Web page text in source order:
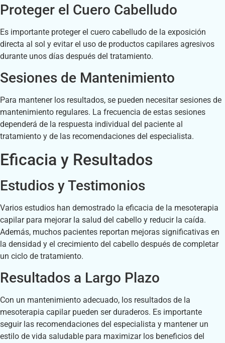
Proteger el Cuero Cabelludo
Es importante proteger el cuero cabelludo de la exposición
directa al sol y evitar el uso de productos capilares agresivos
durante unos días después del tratamiento.
Sesiones de Mantenimiento
Para mantener los resultados, se pueden necesitar sesiones de
mantenimiento regulares. La frecuencia de estas sesiones
dependerá de la respuesta individual del paciente al
tratamiento y de las recomendaciones del especialista.
Eficacia y Resultados
Estudios y Testimonios
Varios estudios han demostrado la eficacia de la mesoterapia
capilar para mejorar la salud del cabello y reducir la caída.
Además, muchos pacientes reportan mejoras significativas en
la densidad y el crecimiento del cabello después de completar
un ciclo de tratamiento.
Resultados a Largo Plazo
Con un mantenimiento adecuado, los resultados de la
mesoterapia capilar pueden ser duraderos. Es importante
seguir las recomendaciones del especialista y mantener un
estilo de vida saludable para maximizar los beneficios del